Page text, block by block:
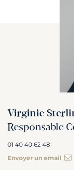
Virginie
Responsable
01 40 40 62 48
Envoyer un email